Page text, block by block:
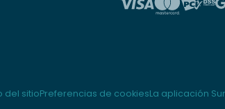
Personaliza tus preferencias para
del sitioPreferencias de cookiesLa aplicación